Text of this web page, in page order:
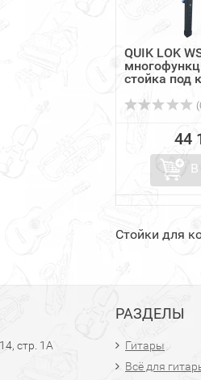
QUIK LOK
стойка под
44
Стойки для
стр. 1А
РАЗДЕЛЫ
Гитары
Всё для